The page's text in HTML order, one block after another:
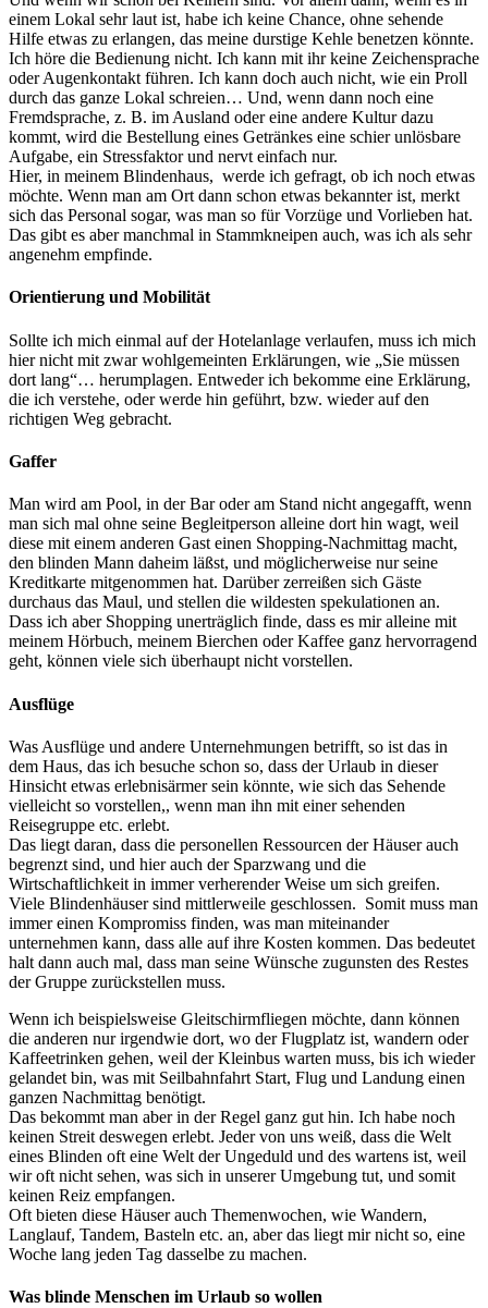
einem Lokal sehr laut ist, habe ich keine Chance, ohne sehende
Hilfe etwas zu erlangen, das meine durstige Kehle benetzen könnte.
Ich höre die Bedienung nicht. Ich kann mit ihr keine Zeichensprache
oder Augenkontakt führen. Ich kann doch auch nicht, wie ein Proll
durch das ganze Lokal schreien… Und, wenn dann noch eine
Fremdsprache, z. B. im Ausland oder eine andere Kultur dazu
kommt, wird die Bestellung eines Getränkes eine schier unlösbare
Aufgabe, ein Stressfaktor und nervt einfach nur.
Hier, in meinem Blindenhaus, werde ich gefragt, ob ich noch etwas
möchte. Wenn man am Ort dann schon etwas bekannter ist, merkt
sich das Personal sogar, was man so für Vorzüge und Vorlieben hat.
Das gibt es aber manchmal in Stammkneipen auch, was ich als sehr
angenehm empfinde.
Orientierung und Mobilität
Sollte ich mich einmal auf der Hotelanlage verlaufen, muss ich mich
hier nicht mit zwar wohlgemeinten Erklärungen, wie „Sie müssen
dort lang“… herumplagen. Entweder ich bekomme eine Erklärung,
die ich verstehe, oder werde hin geführt, bzw. wieder auf den
richtigen Weg gebracht.
Gaffer
Man wird am Pool, in der Bar oder am Stand nicht angegafft, wenn
man sich mal ohne seine Begleitperson alleine dort hin wagt, weil
diese mit einem anderen Gast einen Shopping-Nachmittag macht,
den blinden Mann daheim läßst, und möglicherweise nur seine
Kreditkarte mitgenommen hat. Darüber zerreißen sich Gäste
durchaus das Maul, und stellen die wildesten spekulationen an.
Dass ich aber Shopping unerträglich finde, dass es mir alleine mit
meinem Hörbuch, meinem Bierchen oder Kaffee ganz hervorragend
geht, können viele sich überhaupt nicht vorstellen.
Ausflüge
Was Ausflüge und andere Unternehmungen betrifft, so ist das in
dem Haus, das ich besuche schon so, dass der Urlaub in dieser
Hinsicht etwas erlebnisärmer sein könnte, wie sich das Sehende
vielleicht so vorstellen,, wenn man ihn mit einer sehenden
Reisegruppe etc. erlebt.
Das liegt daran, dass die personellen Ressourcen der Häuser auch
begrenzt sind, und hier auch der Sparzwang und die
Wirtschaftlichkeit in immer verherender Weise um sich greifen.
Viele Blindenhäuser sind mittlerweile geschlossen. Somit muss man
immer einen Kompromiss finden, was man miteinander
unternehmen kann, dass alle auf ihre Kosten kommen. Das bedeutet
halt dann auch mal, dass man seine Wünsche zugunsten des Restes
der Gruppe zurückstellen muss.
Wenn ich beispielsweise Gleitschirmfliegen möchte, dann können
die anderen nur irgendwie dort, wo der Flugplatz ist, wandern oder
Kaffeetrinken gehen, weil der Kleinbus warten muss, bis ich wieder
gelandet bin, was mit Seilbahnfahrt Start, Flug und Landung einen
ganzen Nachmittag benötigt.
Das bekommt man aber in der Regel ganz gut hin. Ich habe noch
keinen Streit deswegen erlebt. Jeder von uns weiß, dass die Welt
eines Blinden oft eine Welt der Ungeduld und des wartens ist, weil
wir oft nicht sehen, was sich in unserer Umgebung tut, und somit
keinen Reiz empfangen.
Oft bieten diese Häuser auch Themenwochen, wie Wandern,
Langlauf, Tandem, Basteln etc. an, aber das liegt mir nicht so, eine
Woche lang jeden Tag dasselbe zu machen.
Was blinde Menschen im Urlaub so wollen